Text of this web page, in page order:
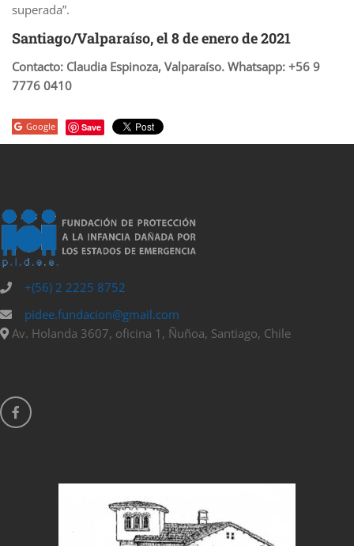
superada”.
Santiago/Valparaíso, el 8 de enero de 2021
Contacto: Claudia Espinoza, Valparaíso. Whatsapp: +56 9
7776 0410
Google Save
+(56) 2 2225 8752
pidee.fundacion@gmail.com
Av. Holanda 3607, oficina 1, Ñuñoa, Santiago, Chile